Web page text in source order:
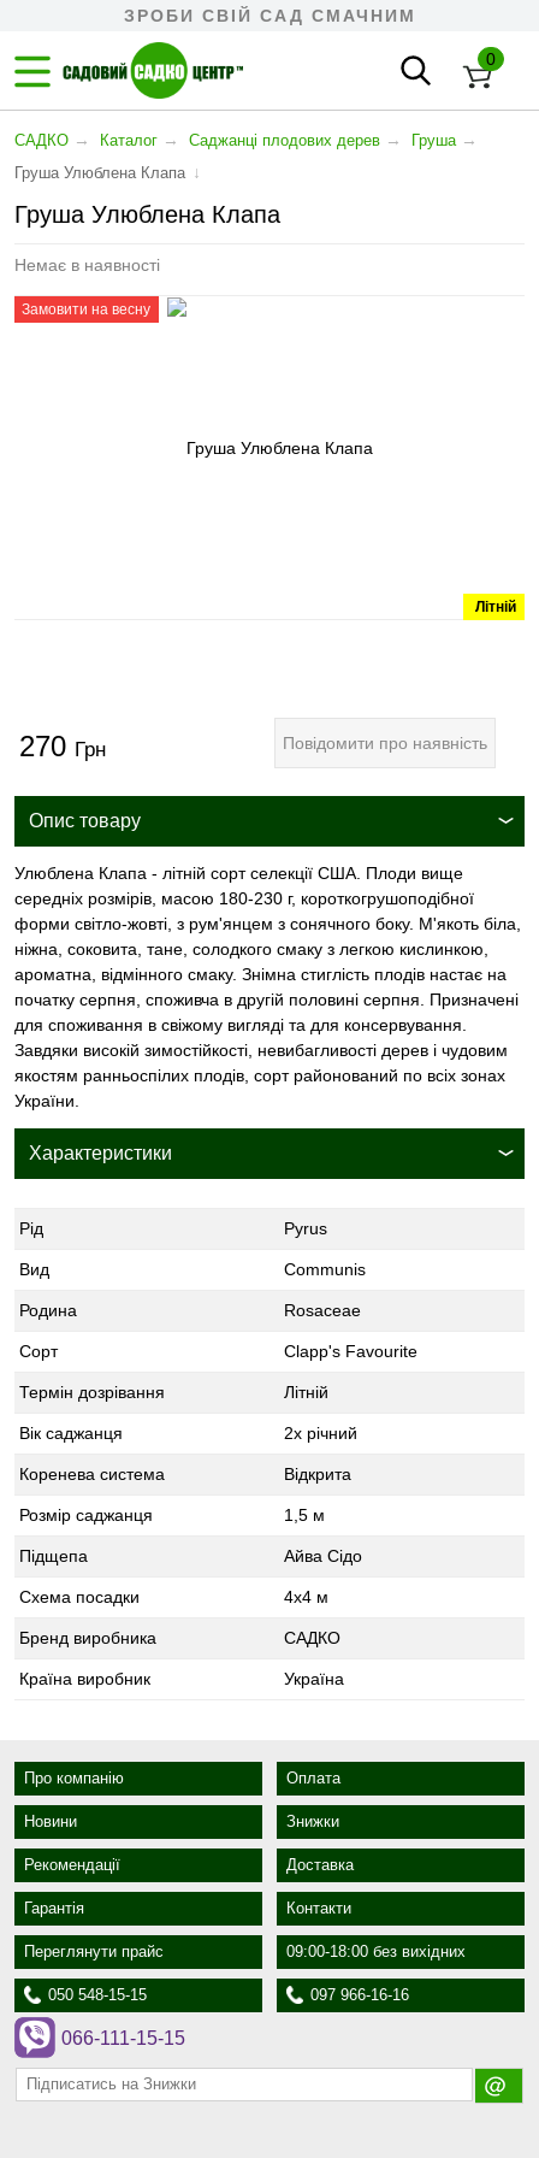
ЗРОБИ СВІЙ САД СМАЧНИМ
0
САДКО → Каталог → Cаджанці плодових дерев → Груша →
Груша Улюблена Клапа ↓
Груша Улюблена Клапа
Немає в наявності
Замовити на весну
Літній
270 Грн Повідомити про наявність
Опис товару
Улюблена Клапа - літній сорт селекції США. Плоди вище
середніх розмірів, масою 180-230 г, короткогрушоподібної
форми світло-жовті, з рум'янцем з сонячного боку. М'якоть біла,
ніжна, соковита, тане, солодкого смаку з легкою кислинкою,
ароматна, відмінного смаку. Знімна стиглість плодів настає на
початку серпня, споживча в другій половині серпня. Призначені
для споживання в свіжому вигляді та для консервування.
Завдяки високій зимостійкості, невибагливості дерев і чудовим
якостям ранньоспілих плодів, сорт районований по всіх зонах
України.
Характеристики
Рід Pyrus
Вид Communis
Родина Rosaceae
Сорт Clapp's Favourite
Термін дозрівання Літній
Вік саджанця 2х річний
Коренева система Відкрита
Розмір саджанця 1,5 м
Підщепа Айва Сідо
Схема посадки 4х4 м
Бренд виробника САДКО
Країна виробник Україна
Про компанію Оплата
Новини Знижки
Рекомендації Доставка
Гарантія Контакти
Переглянути прайс 09:00-18:00 без вихідних
050 548-15-15 097 966-16-16
066-111-15-15